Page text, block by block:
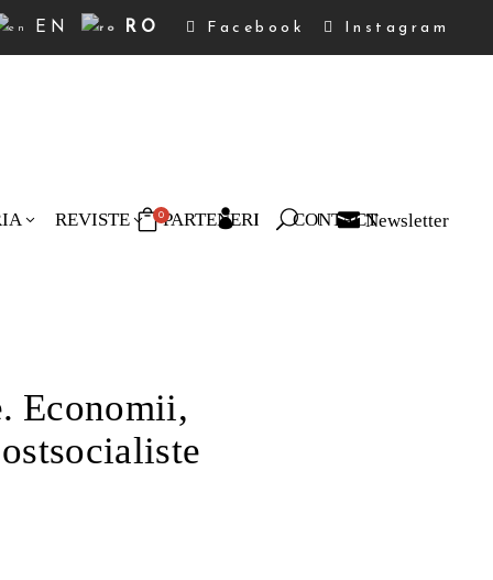
EN RO Facebook Instagram
REVISTE PARTENERI CONTACT
0 Newsletter
Economii,